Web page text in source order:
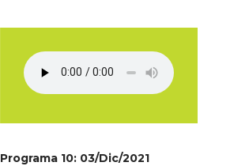
Programa 10: 03/Dic/2021